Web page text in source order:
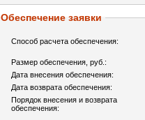
Обеспечение заявки
Способ расчета обеспечения:
Размер обеспечения, руб.:
Дата внесения обеспечения:
Дата возврата обеспечения:
Порядок внесения и возврата
обеспечения: